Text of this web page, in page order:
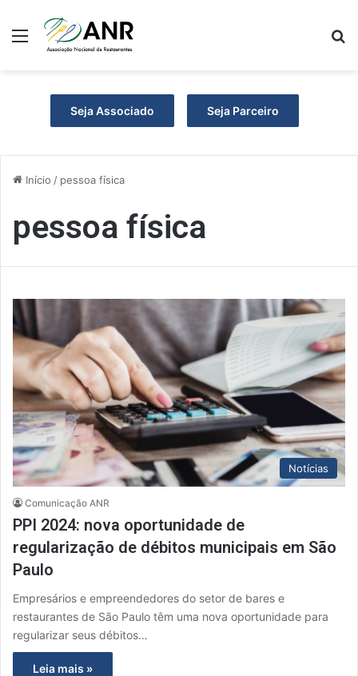
Menu
Seja Associado Seja Parceiro
Início / pessoa física
pessoa física
Notícias
Comunicação ANR
PPI 2024: nova oportunidade de
regularização de débitos municipais em São
Paulo
Empresários e empreendedores do setor de bares e
restaurantes de São Paulo têm uma nova oportunidade para
regularizar seus débitos…
Leia mais »